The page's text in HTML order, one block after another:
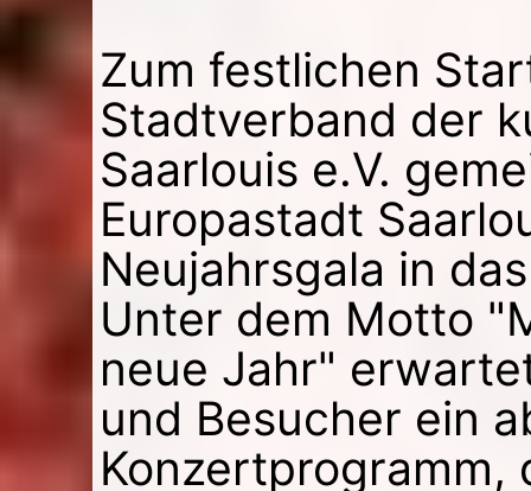
Zum festlichen
Stadtverband der
Saarlouis e.V.
Europastadt
Neujahrsgala in
Unter dem Motto
neue Jahr"
und Besucher ein
Konzertprogramm,